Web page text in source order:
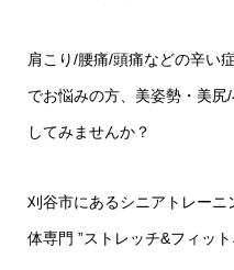
肩こり/腰痛/頭痛などの辛い
でお悩みの方、美姿勢・美尻/
してみませんか？
刈谷市にあるシニアトレーニ
体専門 ”ストレッチ&フィッ